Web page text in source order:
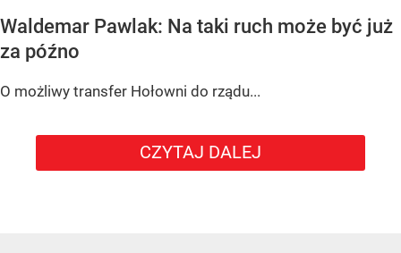
Waldemar Pawlak: Na taki ruch może być już
za późno
O możliwy transfer Hołowni do rządu...
CZYTAJ DALEJ